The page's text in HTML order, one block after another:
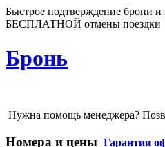
Быстрое подтверждение брони и
БЕСПЛАТНОЙ отмены поездки
Бронь
Нужна помощь менеджера?
Номера и цены Гарантия